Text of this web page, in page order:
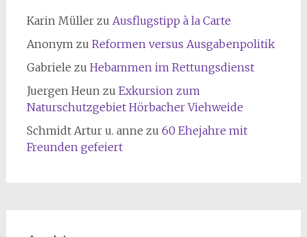
Karin Müllerzu Ausflugstipp à la Carte
Anonym zu Reformen versus Ausgabenpolitik
Gabriele zu Hebammen im Rettungsdienst
Juergen Heun zu Exkursion zum
Naturschutzgebiet Hörbacher Viehweide
Schmidt Artur u. anne zu 60 Ehejahre mit
Freunden gefeiert